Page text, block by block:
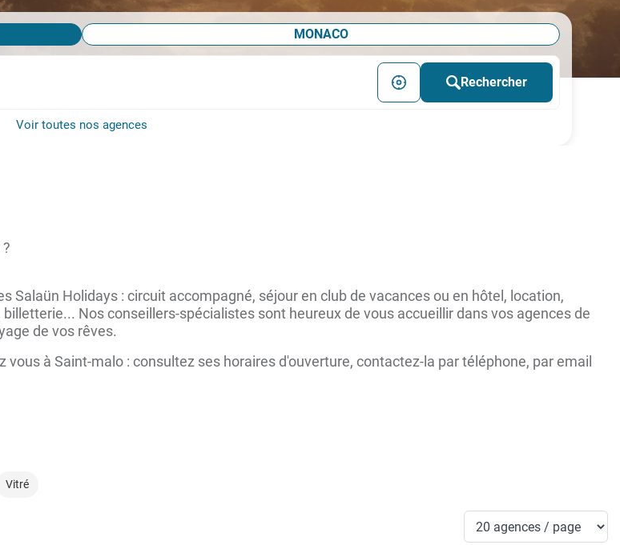
MONACO
Rechercher
Voir toutes nos agences
Holidays : circuit accompagné, séjour en club de vacances ou en hôtel, location,
Nos conseillers-spécialistes sont heureux de vous accueillir dans vos agences de
de vos rêves.
à Saint-malo : consultez ses horaires d'ouverture, contactez-la par téléphone, par email
Vitré